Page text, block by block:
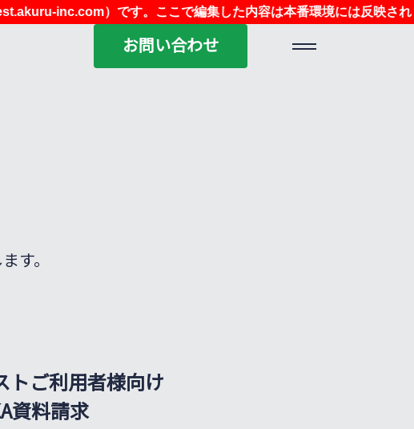
inc.com）です。ここで編集した内容は本番環境には反映されま
お問い合わせ
お問い合わせ
す。
トご利用者様向け
資料請求